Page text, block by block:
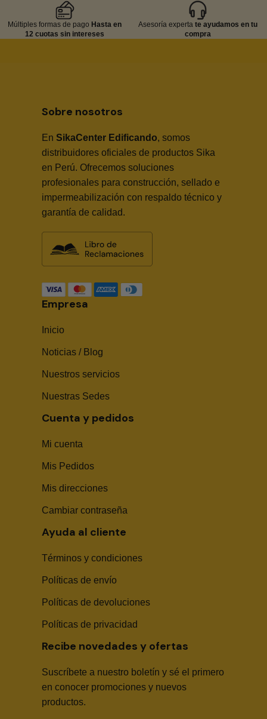
Múltiples formas de pago Hasta en
12 cuotas sin intereses
Asesoría experta te ayudamos en tu
compra
Sobre nosotros
En SikaCenter Edificando, somos
distribuidores oficiales de productos Sika
en Perú. Ofrecemos soluciones
profesionales para construcción, sellado e
impermeabilización con respaldo técnico y
garantía de calidad.
Empresa
Inicio
Noticias / Blog
Nuestros servicios
Nuestras Sedes
Cuenta y pedidos
Mi cuenta
Mis Pedidos
Mis direcciones
Cambiar contraseña
Ayuda al cliente
Términos y condiciones
Políticas de envío
Políticas de devoluciones
Políticas de privacidad
Recibe novedades y ofertas
Suscríbete a nuestro boletín y sé el primero
en conocer promociones y nuevos
productos.
Sika Center AI
🤖